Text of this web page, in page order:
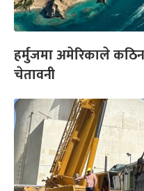
हर्मुजमा अमेरिकाले
चेतावनी